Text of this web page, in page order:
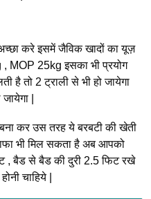
करे इसमें जैविक खादों का यूज़
MOP 25kg इसका भी प्रयोग
है तो 2 ट्राली से भी हो जायेगा
|
कर उस तरह ये बरबटी की खेती
भी मिल सकता है अब आपको
, बैड से बैड की दुरी 2.5 फिट रखे
चाहिये |